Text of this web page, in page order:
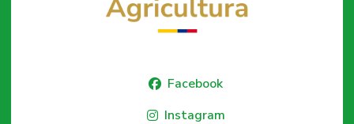
Facebook
Instagram